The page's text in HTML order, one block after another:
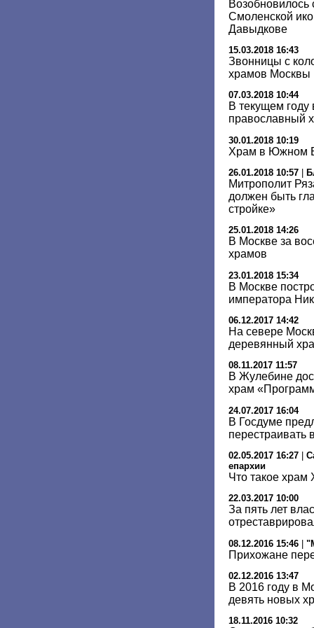
Возобновилось
Смоленской
Давыдкове
15.03.2018 16:43
Звонницы с
храмов Москвы
07.03.2018 10:44
В текущем
православный
30.01.2018 10:19
Храм в Южном
26.01.2018 10:57
Митрополит
должен быть
стройке»
25.01.2018 14:26
В Москве за
храмов
23.01.2018 15:34
В Москве
императора
06.12.2017 14:42
На севере
деревянный
08.11.2017 11:57
В Жулебине
храм
24.07.2017 16:04
В Госдуме
перестраивать
02.05.2017 16:27
епархии
Что такое храм
22.03.2017 10:00
За пять лет
08.12.2016 15:46 |
Прихожане
02.12.2016 13:47
В 2016 году в
девять новых
18.11.2016 10:32